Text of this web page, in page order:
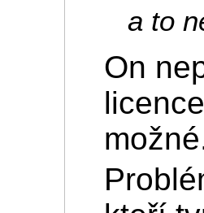
a to
On